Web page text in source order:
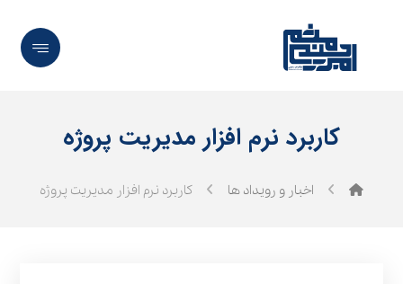
کاربرد نرم‌ افزار مدیریت پروژه
اخبار و رویداد ها کاربرد نرم‌ افزار مدیریت پروژه